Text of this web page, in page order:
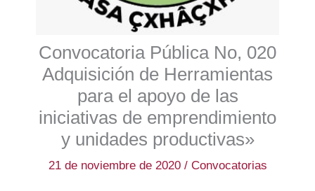
Convocatoria Pública No, 020
Adquisición de Herramientas
para el apoyo de las
iniciativas de emprendimiento
y unidades productivas»
21 de noviembre de 2020 / Convocatorias